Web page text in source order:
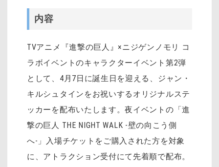
内容
TVアニメ『進撃の巨人』×ニジゲンノモリ コ
ラボイベントのキャラクターイベント第2弾
として、4月7日に誕生日を迎える、ジャン・
キルシュタインをお祝いするオリジナルステ
ッカーを配布いたします。夜イベントの「進
撃の巨人 THE NIGHT WALK -壁の向こう側
へ-」入場チケットをご購入された方を対象
に、アトラクション受付にて先着順で配布。